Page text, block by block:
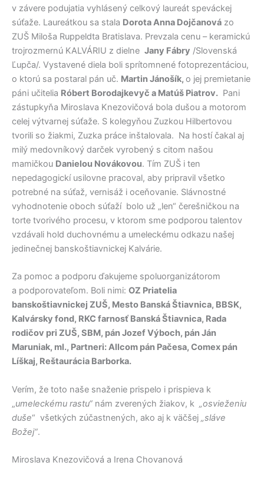
v závere podujatia vyhlásený celkový laureát speváckej
súťaže. Laureátkou sa stala Dorota Anna Dojčanová zo
ZUŠ Miloša Ruppeldta Bratislava. Prevzala cenu – keramickú
trojrozmernú KALVÁRIU z dielne Jany Fábry /Slovenská
Ľupča/. Vystavené diela boli sprítomnené fotoprezentáciou,
o ktorú sa postaral pán uč. Martin Jánošík, o jej premietanie
páni učitelia Róbert Borodajkevyč a Matúš Piatrov. Pani
zástupkyňa Miroslava Knezovičová bola dušou a motorom
celej výtvarnej súťaže. S kolegyňou Zuzkou Hilbertovou
tvorili so žiakmi, Zuzka práce inštalovala. Na hostí čakal aj
milý medovníkový darček vyrobený s citom našou
mamičkou Danielou Novákovou. Tím ZUŠ i ten
nepedagogickí usilovne pracoval, aby pripravil všetko
potrebné na súťaž, vernisáž i oceňovanie. Slávnostné
vyhodnotenie oboch súťaží bolo už „len“ čerešničkou na
torte tvorivého procesu, v ktorom sme podporou talentov
vzdávali hold duchovnému a umeleckému odkazu našej
jedinečnej banskoštiavnickej Kalvárie.
Za pomoc a podporu ďakujeme spoluorganizátorom
a podporovateľom. Boli nimi: OZ Priatelia
banskoštiavnickej ZUŠ, Mesto Banská Štiavnica, BBSK,
Kalvársky fond, RKC farnosť Banská Štiavnica, Rada
rodičov pri ZUŠ, SBM, pán Jozef Výboch, pán Ján
Maruniak, ml., Partneri: Allcom pán Pačesa, Comex pán
Líškaj, Reštaurácia Barborka.
Verím, že toto naše snaženie prispelo i prispieva k
„umeleckému rastu“ nám zverených žiakov, k „osvieženiu
duše“ všetkých zúčastnených, ako aj k väčšej „sláve
Božej“.
Miroslava Knezovičová a Irena Chovanová